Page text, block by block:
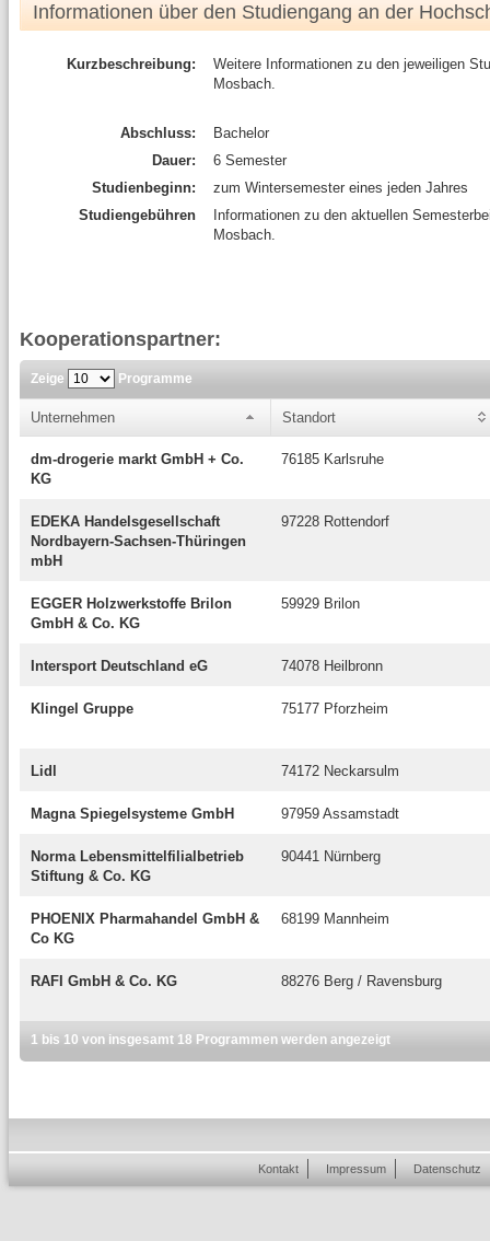
Informationen über den Studiengang an der
Kurzbeschreibung:
Weitere Informationen zu den jeweiligen
Mosbach.
Abschluss:
Bachelor
Dauer:
6 Semester
Studienbeginn:
zum Wintersemester eines jeden Jahres
Studiengebühren
Informationen zu den aktuellen
Mosbach.
Kooperationspartner:
Zeige Programme
Unternehmen Standort
dm-drogerie markt GmbH + Co.
KG
76185 Karlsruhe
EDEKA Handelsgesellschaft
Nordbayern-Sachsen-Thüringen
mbH
97228 Rottendorf
EGGER Holzwerkstoffe Brilon
GmbH & Co. KG
59929 Brilon
Intersport Deutschland eG 74078 Heilbronn
Klingel Gruppe 75177 Pforzheim
Lidl 74172 Neckarsulm
Magna Spiegelsysteme GmbH 97959 Assamstadt
Norma Lebensmittelfilialbetrieb
Stiftung & Co. KG
90441 Nürnberg
PHOENIX Pharmahandel GmbH &
Co KG
68199 Mannheim
RAFI GmbH & Co. KG 88276 Berg / Ravensburg
1 bis 10 von insgesamt 18 Programmen werden angezeigt
Kontakt Impressum Datenschutz